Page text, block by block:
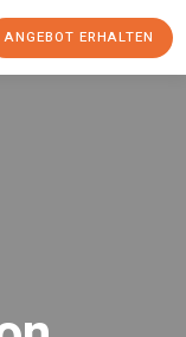
ANGEBOT ERHALTEN